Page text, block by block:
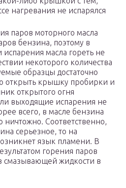
нагревания не испарялся
паров моторного масла
бензина, поэтому в
масла гореть не
некоторого количества
образцы достаточно
открыть крышку пробирки и
открытого огня
выходящие испарения не
всего, в масле бензина
ничтожно. Соответственно,
серьезное, то на
язык пламени. В
горения паров
смазывающей жидкости в